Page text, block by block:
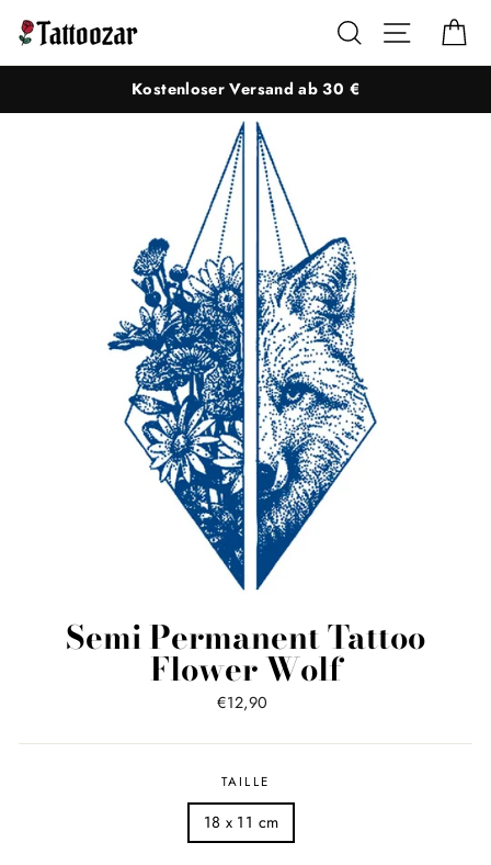
zum
Inhalt
Suche
Kostenloser Versand ab 30 €
Semi Permanent Tattoo
Flower Wolf
Normaler
€12,90
TAILLE
18 x 11 cm